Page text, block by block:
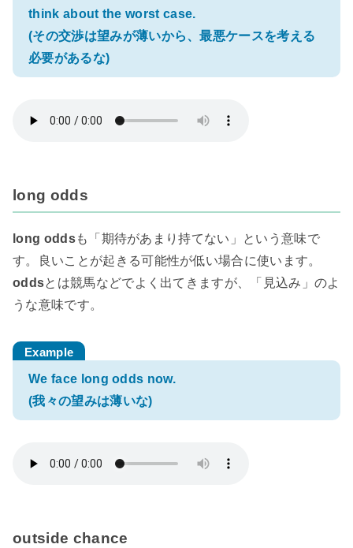
think about the worst case.
(その交渉は望みが薄いから、最悪ケースを考える
必要があるな)
long odds
long oddsも「期待があまり持てない」という意味で
す。良いことが起きる可能性が低い場合に使います。
oddsとは競馬などでよく出てきますが、「見込み」のよ
うな意味です。
We face long odds now.
(我々の望みは薄いな)
outside chance